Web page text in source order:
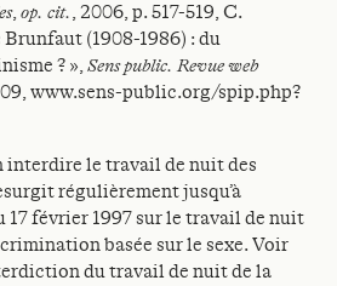
, op. cit., 2006, p. 517-519, C.
(1908-1986) : du
? », Sens public. Revue web
www.sens-public.org/spip.php?
le travail de nuit des
régulièrement jusqu’à
17 février 1997 sur le travail de nuit
basée sur le sexe. Voir
du travail de nuit de la